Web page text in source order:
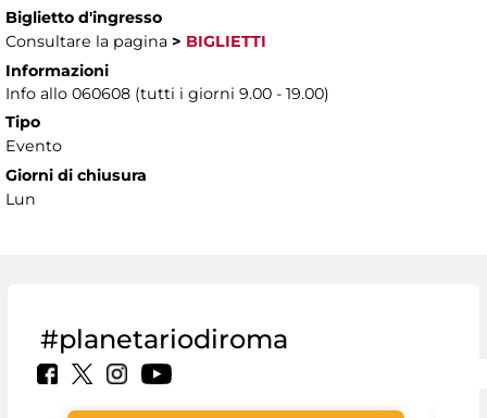
Biglietto d'ingresso
Consultare la pagina > BIGLIETTI
Informazioni
Info allo 060608 (tutti i giorni 9.00 - 19.00)
Tipo
Evento
Giorni di chiusura
Lun
#planetariodiroma